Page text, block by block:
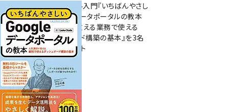
無料BIツール入門『いちばんやさし
いGoogleデータポータルの教本
人気講師が教える業務で使える
ダッシュボード構築の基本』を3名
様にプレゼント
7月31日 10:00